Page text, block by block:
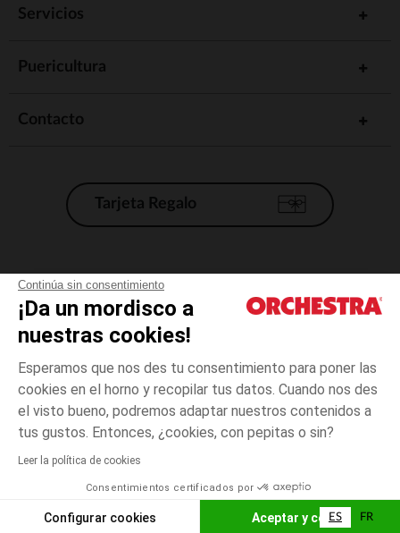
Continúa sin consentimiento
¡Da un mordisco a
nuestras cookies!
Esperamos que nos des tu consentimiento para poner las
cookies en el horno y recopilar tus datos. Cuando nos des
el visto bueno, podremos adaptar nuestros contenidos a
tus gustos. Entonces, ¿cookies, con pepitas o sin?
Leer la política de cookies
Consentimientos certificados por
Configurar cookies Aceptar y cerrar
Madera
talla
unica
El pago medidante
AÑADIR A LA CESTA
Servicios
Puericultura
Contacto
Tarjeta Regalo
Condiciones generales de venta
Aviso Legal
*Condiciones de las ofertas actuales
Gestión de las cookies
Accesibilidad: no conforme
Orchestra adhiere al código de ética de la Federación Francesa de comercio
electrónico y venta a distancia (FEVAD) y al sistema de mediación de
ES FR